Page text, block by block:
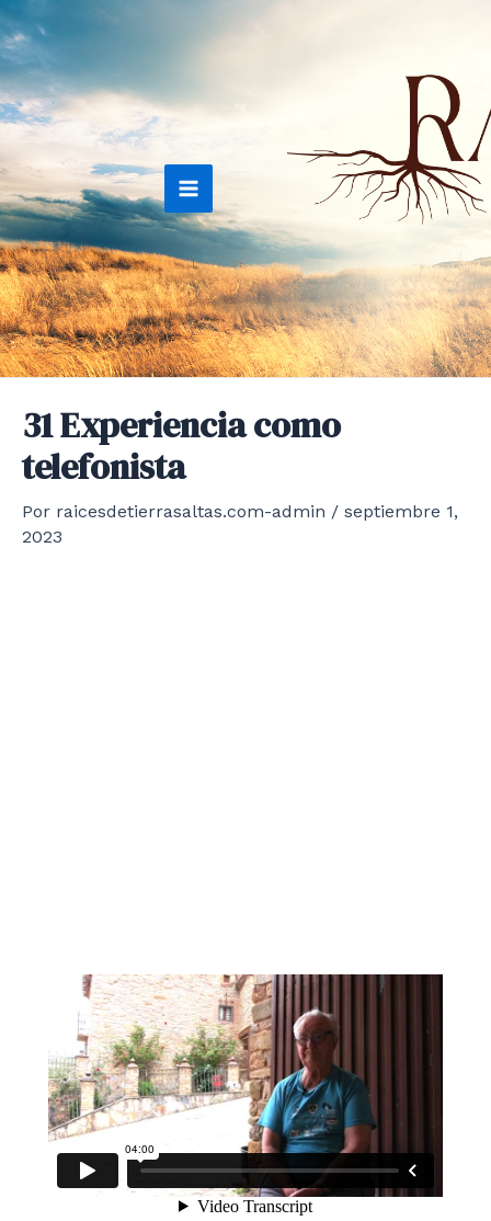
Ir
al
contenido
Main
Menu
31 Experiencia como
telefonista
Por raicesdetierrasaltas.com-admin / septiembre 1,
2023